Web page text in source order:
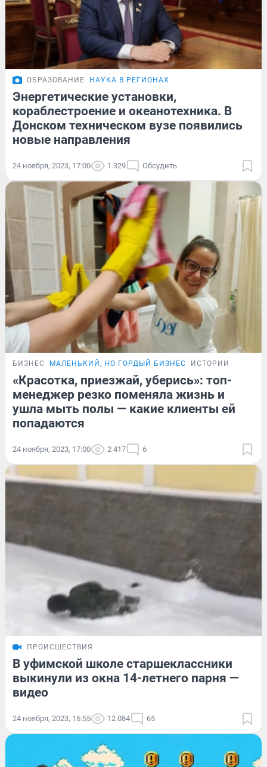
ОБРАЗОВАНИЕ НАУКА В РЕГИОНАХ
Энергетические установки,
кораблестроение и океанотехника. В
Донском техническом вузе появились
новые направления
24 ноября, 2023, 17:00 1 329 Обсудить
БИЗНЕС МАЛЕНЬКИЙ, НО ГОРДЫЙ БИЗНЕС ИСТОРИИ
«Красотка, приезжай, уберись»: топ-
менеджер резко поменяла жизнь и
ушла мыть полы — какие клиенты ей
попадаются
24 ноября, 2023, 17:00 2 417 6
ПРОИСШЕСТВИЯ
В уфимской школе старшеклассники
выкинули из окна 14-летнего парня —
видео
24 ноября, 2023, 16:55 12 084 65